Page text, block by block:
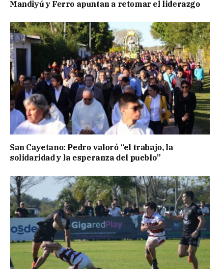
Mandiyú y Ferro apuntan a retomar el liderazgo
San Cayetano: Pedro valoró “el trabajo, la
solidaridad y la esperanza del pueblo”